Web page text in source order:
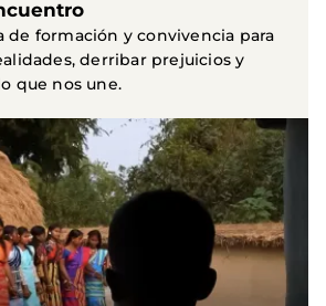
de formación y convivencia para
derribar prejuicios y
que nos une.